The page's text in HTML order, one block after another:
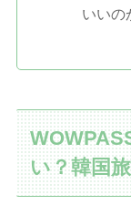
いいの
い？韓国